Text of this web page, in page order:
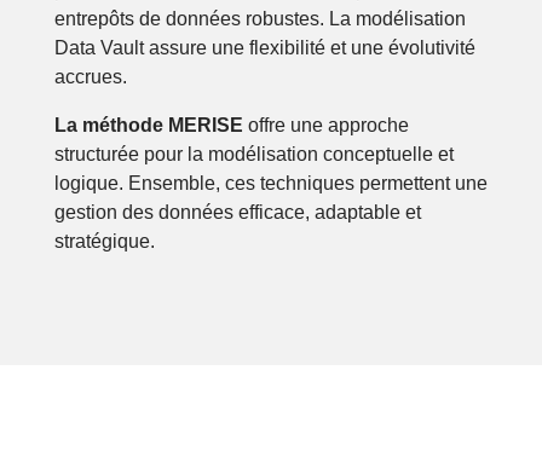
entrepôts de données robustes. La modélisation
Data Vault assure une flexibilité et une évolutivité
accrues.
La méthode MERISE offre une approche
structurée pour la modélisation conceptuelle et
logique. Ensemble, ces techniques permettent une
gestion des données efficace, adaptable et
stratégique.